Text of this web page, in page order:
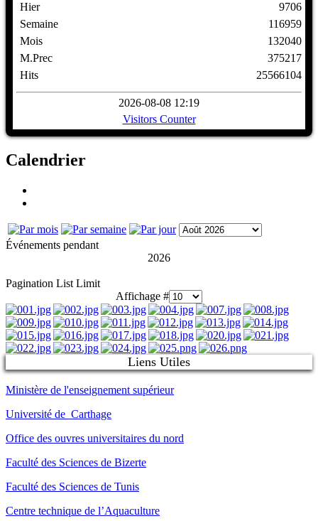
Hier
Semaine
Mois
M.Prec
Hits
9706
116959
132040
375217
25566104
2026-08-08 12:19
Visitors Counter
Calendrier
Événements pendant
2026
Pagination List Limit
Affichage #
Liens Utiles
Ministère de l'enseignement supérieur
Université de Carthage
Office des ouvres universitaires du nord
Faculté des Sciences de Bizerte
Faculté des Sciences de Tunis
Centre technique de l’Aquaculture